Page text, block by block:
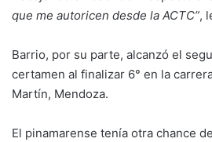
que me autoricen desde la ACTC”,
Barrio, por su parte, alcanzó el
certamen al finalizar 6° en la
Martín, Mendoza.
El pinamarense tenía otra chance